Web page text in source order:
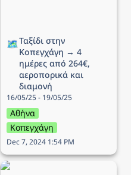
🗺️Ταξίδι στην
Κοπεγχάγη → 4
ημέρες από 264€,
αεροπορικά και
διαμονή
16/05/25 - 19/05/25
Αθήνα
Κοπεγχάγη
Dec 7, 2024 1:54 PM
Ταξίδι στο Δουβλίνο → 5